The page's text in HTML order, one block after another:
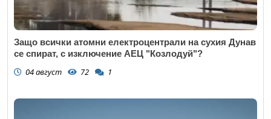
Защо всички атомни електроцентрали на сухия Дунав
се спират, с изключение АЕЦ "Козлодуй"?
04 август 72 1